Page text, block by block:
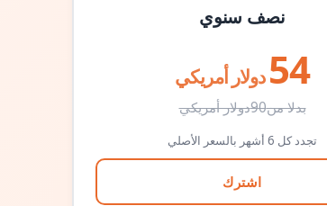
نصف سنوي
54 دولار أمريكي
بدلا من90دولار أمريكي
تجدد كل 6 أشهر بالسعر الأصلي
اشترك